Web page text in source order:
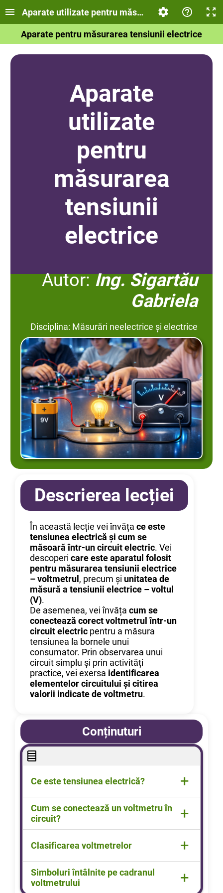
Aparate utilizate pentru măsurarea tensiunii
Aparate pentru măsurarea tensiunii electrice
Aparate
utilizate
pentru
măsurarea
tensiunii
electrice
Autor:Ing. Sigartău
Gabriela
Disciplina: Măsurări neelectrice și electrice
Descrierea lecției
În această lecție vei învăța ce este
tensiunea electrică și cum se
măsoară într-un circuit electric. Vei
descoperi care este aparatul folosit
pentru măsurarea tensiunii electrice
– voltmetrul , precum și unitatea de
măsură a tensiunii electrice – voltul
(V).
De asemenea, vei învăța cum se
conectează corect voltmetrul într-un
circuit electric pentru a măsura
tensiunea la bornele unui
consumator. Prin observarea unui
circuit simplu și prin activități
practice, vei exersa identificarea
elementelor circuitului și citirea
valorii indicate de voltmetru.
Conținuturi
Ce este tensiunea electrică? +
Definiție, formulă de calcul, unitate și
instrument de măsură.
Cum se conectează un voltmetru în
circuit?
+
Schema de montaj a voltmetrului în
circuit.
Clasificarea voltmetrelor +
În funcție de mai multe criterii.
Simboluri întâlnite pe cadranul
voltmetrului
+